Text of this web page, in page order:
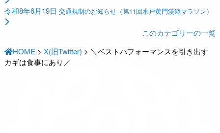
令和8年6月19日 交通規制のお知らせ（第11回水戸黄門漫遊マラソン）
このカテゴリーの一覧
HOME >X(旧Twitter) > ＼ベストパフォーマンスを引き出す
カギは食事にあり／